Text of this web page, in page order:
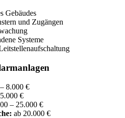
Gebäudes
und Zugängen
Systeme
8.000 €
€
– 25.000 €
ab 20.000 €